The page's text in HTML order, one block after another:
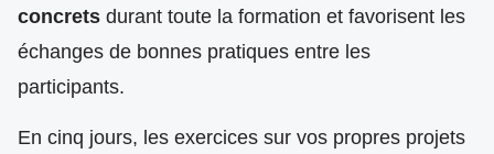
concrets durant toute la formation et favorisent les
échanges de bonnes pratiques entre les
participants.
En cinq jours, les exercices sur vos propres projets